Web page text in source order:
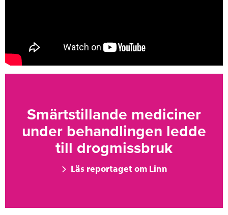
Smärtstillande mediciner
under behandlingen ledde
till drogmissbruk
Läs reportaget om Linn